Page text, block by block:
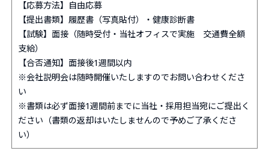
【応募方法】自由応募
【提出書類】履歴書（写真貼付）・健康診断書
【試験】面接（随時受付・当社オフィスで実施 交通費全額
支給）
【合否通知】面接後1週間以内
※会社説明会は随時開催いたしますのでお問い合わせくださ
い
※書類は必ず面接1週間前までに当社・採用担当宛にご提出く
ださい（書類の返却はいたしませんので予めご了承くださ
い）